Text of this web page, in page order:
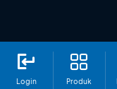
Login Produk